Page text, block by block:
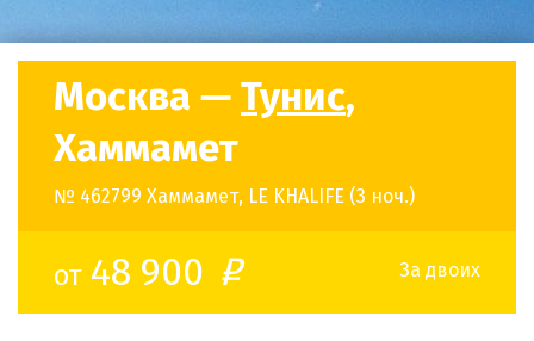
Москва — Тунис,
Хаммамет
№ 462799 Хаммамет, LE KHALIFE (3 ноч.)
от48 900 o За двоих